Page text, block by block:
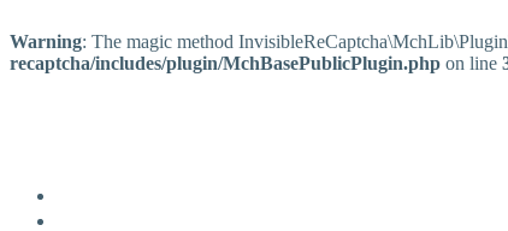
Warning: The magic method
recaptcha/includes/plugin/MchBasePublicPlugin.php on line